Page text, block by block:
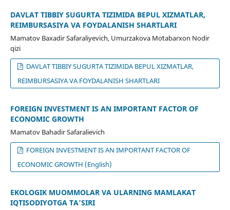
DAVLAT TIBBIY SUGʻURTA TIZIMIDA BEPUL XIZMATLAR,
REIMBURSASIYA VA FOYDALANISH SHARTLARI
Mamatov Baxadir Safaraliyevich, Umurzakova Moʻtabarxon Nodir
qizi
DAVLAT TIBBIY SUGʻURTA TIZIMIDA BEPUL XIZMATLAR,
REIMBURSASIYA VA FOYDALANISH SHARTLARI
FOREIGN INVESTMENT IS AN IMPORTANT FACTOR OF
ECONOMIC GROWTH
Mamatov Bahadir Safaralievich
FOREIGN INVESTMENT IS AN IMPORTANT FACTOR OF
ECONOMIC GROWTH (English)
EKOLOGIK MUOMMOLAR VA ULARNING MAMLAKAT
IQTISODIYOTGA TA’SIRI